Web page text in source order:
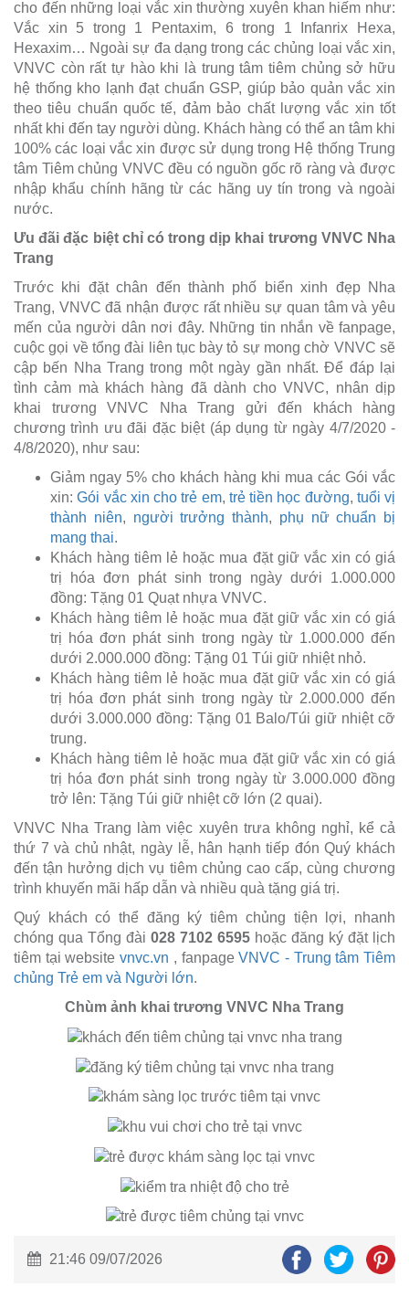
cho đến những loại vắc xin thường xuyên khan hiếm như:
Vắc xin 5 trong 1 Pentaxim, 6 trong 1 Infanrix Hexa,
Hexaxim… Ngoài sự đa dạng trong các chủng loại vắc xin,
VNVC còn rất tự hào khi là trung tâm tiêm chủng sở hữu
hệ thống kho lạnh đạt chuẩn GSP, giúp bảo quản vắc xin
theo tiêu chuẩn quốc tế, đảm bảo chất lượng vắc xin tốt
nhất khi đến tay người dùng. Khách hàng có thể an tâm khi
100% các loại vắc xin được sử dụng trong Hệ thống Trung
tâm Tiêm chủng VNVC đều có nguồn gốc rõ ràng và được
nhập khẩu chính hãng từ các hãng uy tín trong và ngoài
nước.
Ưu đãi đặc biệt chỉ có trong dịp khai trương VNVC Nha
Trang
Trước khi đặt chân đến thành phố biển xinh đẹp Nha
Trang, VNVC đã nhận được rất nhiều sự quan tâm và yêu
mến của người dân nơi đây. Những tin nhắn về fanpage,
cuộc gọi về tổng đài liên tục bày tỏ sự mong chờ VNVC sẽ
cập bến Nha Trang trong một ngày gần nhất. Để đáp lại
tình cảm mà khách hàng đã dành cho VNVC, nhân dịp
khai trương VNVC Nha Trang gửi đến khách hàng
chương trình ưu đãi đặc biệt (áp dụng từ ngày 4/7/2020 -
4/8/2020), như sau:
Giảm ngay 5% cho khách hàng khi mua các Gói vắc
xin:Gói vắc xin cho trẻ em, trẻ tiền học đường, tuổi vị
thành niên, người trưởng thành, phụ nữ chuẩn bị
mang thai.
Khách hàng tiêm lẻ hoặc mua đặt giữ vắc xin có giá
trị hóa đơn phát sinh trong ngày dưới 1.000.000
đồng: Tặng 01 Quạt nhựa VNVC.
Khách hàng tiêm lẻ hoặc mua đặt giữ vắc xin có giá
trị hóa đơn phát sinh trong ngày từ 1.000.000 đến
dưới 2.000.000 đồng: Tặng 01 Túi giữ nhiệt nhỏ.
Khách hàng tiêm lẻ hoặc mua đặt giữ vắc xin có giá
trị hóa đơn phát sinh trong ngày từ 2.000.000 đến
dưới 3.000.000 đồng: Tặng 01 Balo/Túi giữ nhiệt cỡ
trung.
Khách hàng tiêm lẻ hoặc mua đặt giữ vắc xin có giá
trị hóa đơn phát sinh trong ngày từ 3.000.000 đồng
trở lên: Tặng Túi giữ nhiệt cỡ lớn (2 quai).
VNVC Nha Trang làm việc xuyên trưa không nghỉ, kể cả
thứ 7 và chủ nhật, ngày lễ, hân hạnh tiếp đón Quý khách
đến tận hưởng dịch vụ tiêm chủng cao cấp, cùng chương
trình khuyến mãi hấp dẫn và nhiều quà tặng giá trị.
Quý khách có thể đăng ký tiêm chủng tiện lợi, nhanh
chóng qua Tổng đài 028 7102 6595 hoặc đăng ký đặt lịch
tiêm tại websitevnvc.vn , fanpageVNVC - Trung tâm Tiêm
chủng Trẻ em và Người lớn.
Chùm ảnh khai trương VNVC Nha Trang
21:46 09/07/2026